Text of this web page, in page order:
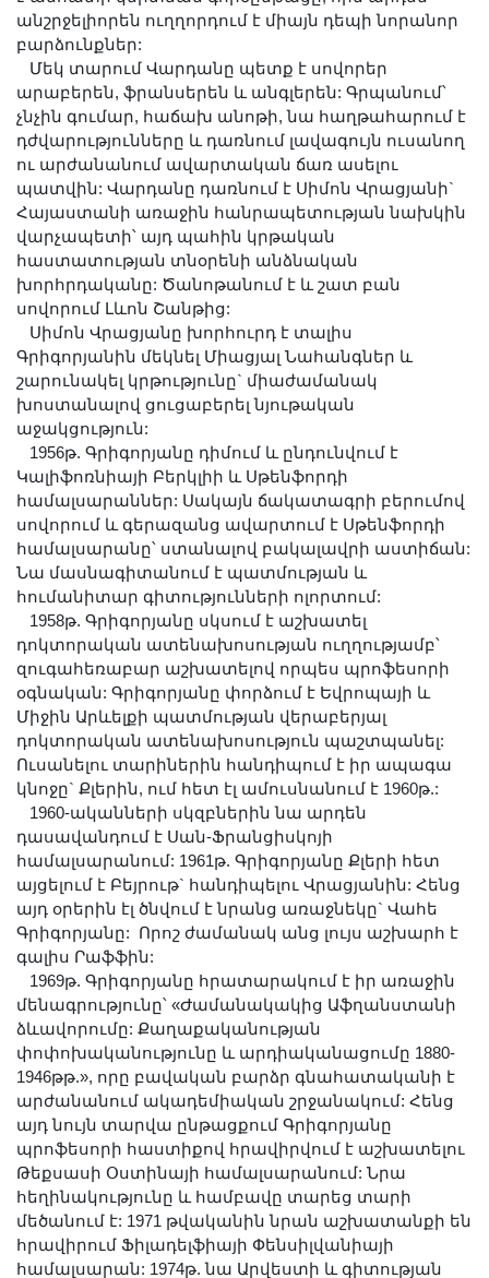
անշրջելիորեն ուղղորդում է միայն դեպի նորանոր
բարձունքներ:
Մեկ տարում Վարդանը պետք է սովորեր
արաբերեն, ֆրանսերեն և անգլերեն: Գրպանում՝
չնչին գումար, հաճախ անոթի, նա հաղթահարում է
դժվարությունները և դառնում լավագույն ուսանող
ու արժանանում ավարտական ճառ ասելու
պատվին: Վարդանը դառնում է Սիմոն Վրացյանի`
Հայաստանի առաջին հանրապետության նախկին
վարչապետի՝ այդ պահին կրթական
հաստատության տնօրենի անձնական
խորհրդականը: Ծանոթանում է և շատ բան
սովորում Լևոն Շանթից:
Սիմոն Վրացյանը խորհուրդ է տալիս
Գրիգորյանին մեկնել Միացյալ Նահանգներ և
շարունակել կրթությունը` միաժամանակ
խոստանալով ցուցաբերել նյութական
աջակցություն:
1956թ. Գրիգորյանը դիմում և ընդունվում է
Կալիֆոռնիայի Բերկլիի և Սթենֆորդի
համալսարաններ: Սակայն ճակատագրի բերումով
սովորում և գերազանց ավարտում է Սթենֆորդի
համալսարանը՝ ստանալով բակալավրի աստիճան:
Նա մասնագիտանում է պատմության և
հումանիտար գիտությունների ոլորտում:
1958թ. Գրիգորյանը սկսում է աշխատել
դոկտորական ատենախոսության ուղղությամբ՝
զուգահեռաբար աշխատելով որպես պրոֆեսորի
օգնական: Գրիգորյանը փորձում է Եվրոպայի և
Միջին Արևելքի պատմության վերաբերյալ
դոկտորական ատենախոսություն պաշտպանել:
Ուսանելու տարիներին հանդիպում է իր ապագա
կնոջը` Քլերին, ում հետ էլ ամուսնանում է 1960թ.:
1960-ականների սկզբներին նա արդեն
դասավանդում է Սան-Ֆրանցիսկոյի
համալսարանում: 1961թ. Գրիգորյանը Քլերի հետ
այցելում է Բեյրութ` հանդիպելու Վրացյանին: Հենց
այդ օրերին էլ ծնվում է նրանց առաջնեկը` Վահե
Գրիգորյանը: Որոշ ժամանակ անց լույս աշխարհ է
գալիս Րաֆֆին:
1969թ. Գրիգորյանը հրատարակում է իր առաջին
մենագրությունը՝ «Ժամանակակից Աֆղանստանի
ձևավորումը: Քաղաքականության
փոփոխականությունը և արդիականացումը 1880-
1946թթ.», որը բավական բարձր գնահատականի է
արժանանում ակադեմիական շրջանակում: Հենց
այդ նույն տարվա ընթացքում Գրիգորյանը
պրոֆեսորի հաստիքով հրավիրվում է աշխատելու
Թեքսասի Օստինայի համալսարանում: Նրա
հեղինակությունը և համբավը տարեց տարի
մեծանում է: 1971 թվականին նրան աշխատանքի են
հրավիրում Ֆիլադելֆիայի Փենսիլվանիայի
համալսարան: 1974թ. նա Արվեստի և գիտության